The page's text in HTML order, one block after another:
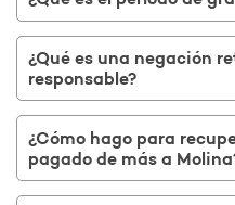
¿Qué es una negación
responsable?
¿Cómo hago para
pagado de más a